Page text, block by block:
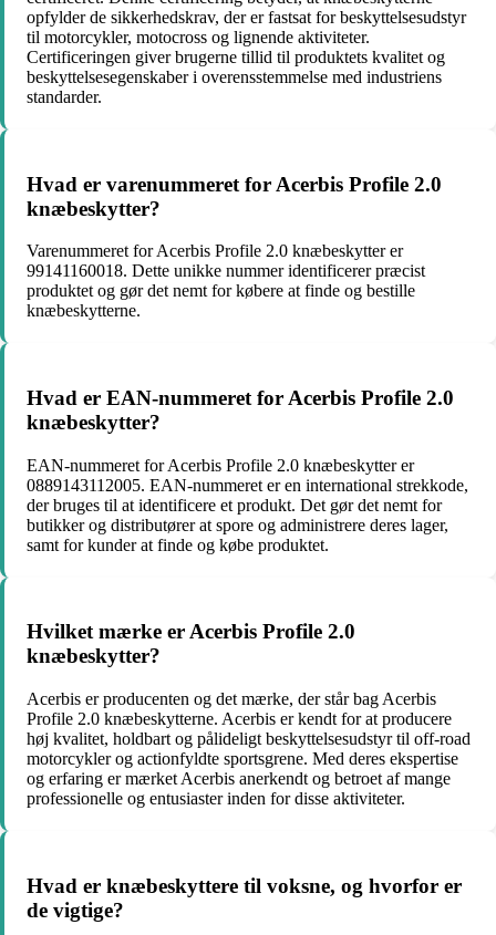
opfylder de sikkerhedskrav, der er fastsat for beskyttelsesudstyr
til motorcykler, motocross og lignende aktiviteter.
Certificeringen giver brugerne tillid til produktets kvalitet og
beskyttelsesegenskaber i overensstemmelse med industriens
standarder.
Hvad er varenummeret for Acerbis Profile 2.0
knæbeskytter?
Varenummeret for Acerbis Profile 2.0 knæbeskytter er
99141160018. Dette unikke nummer identificerer præcist
produktet og gør det nemt for købere at finde og bestille
knæbeskytterne.
Hvad er EAN-nummeret for Acerbis Profile 2.0
knæbeskytter?
EAN-nummeret for Acerbis Profile 2.0 knæbeskytter er
0889143112005. EAN-nummeret er en international strekkode,
der bruges til at identificere et produkt. Det gør det nemt for
butikker og distributører at spore og administrere deres lager,
samt for kunder at finde og købe produktet.
Hvilket mærke er Acerbis Profile 2.0
knæbeskytter?
Acerbis er producenten og det mærke, der står bag Acerbis
Profile 2.0 knæbeskytterne. Acerbis er kendt for at producere
høj kvalitet, holdbart og pålideligt beskyttelsesudstyr til off-road
motorcykler og actionfyldte sportsgrene. Med deres ekspertise
og erfaring er mærket Acerbis anerkendt og betroet af mange
professionelle og entusiaster inden for disse aktiviteter.
Hvad er knæbeskyttere til voksne, og hvorfor er
de vigtige?